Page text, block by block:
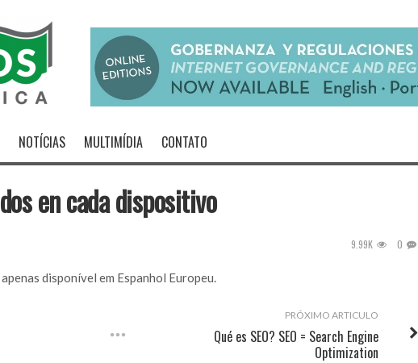
NOTÍCIAS MULTIMÍDIA CONTATO
en cada dispositivo
9.99K 0
disponível em Espanhol Europeu.
PRÓXIMO ARTICULO
Qué es SEO? SEO = Search Engine
Optimization